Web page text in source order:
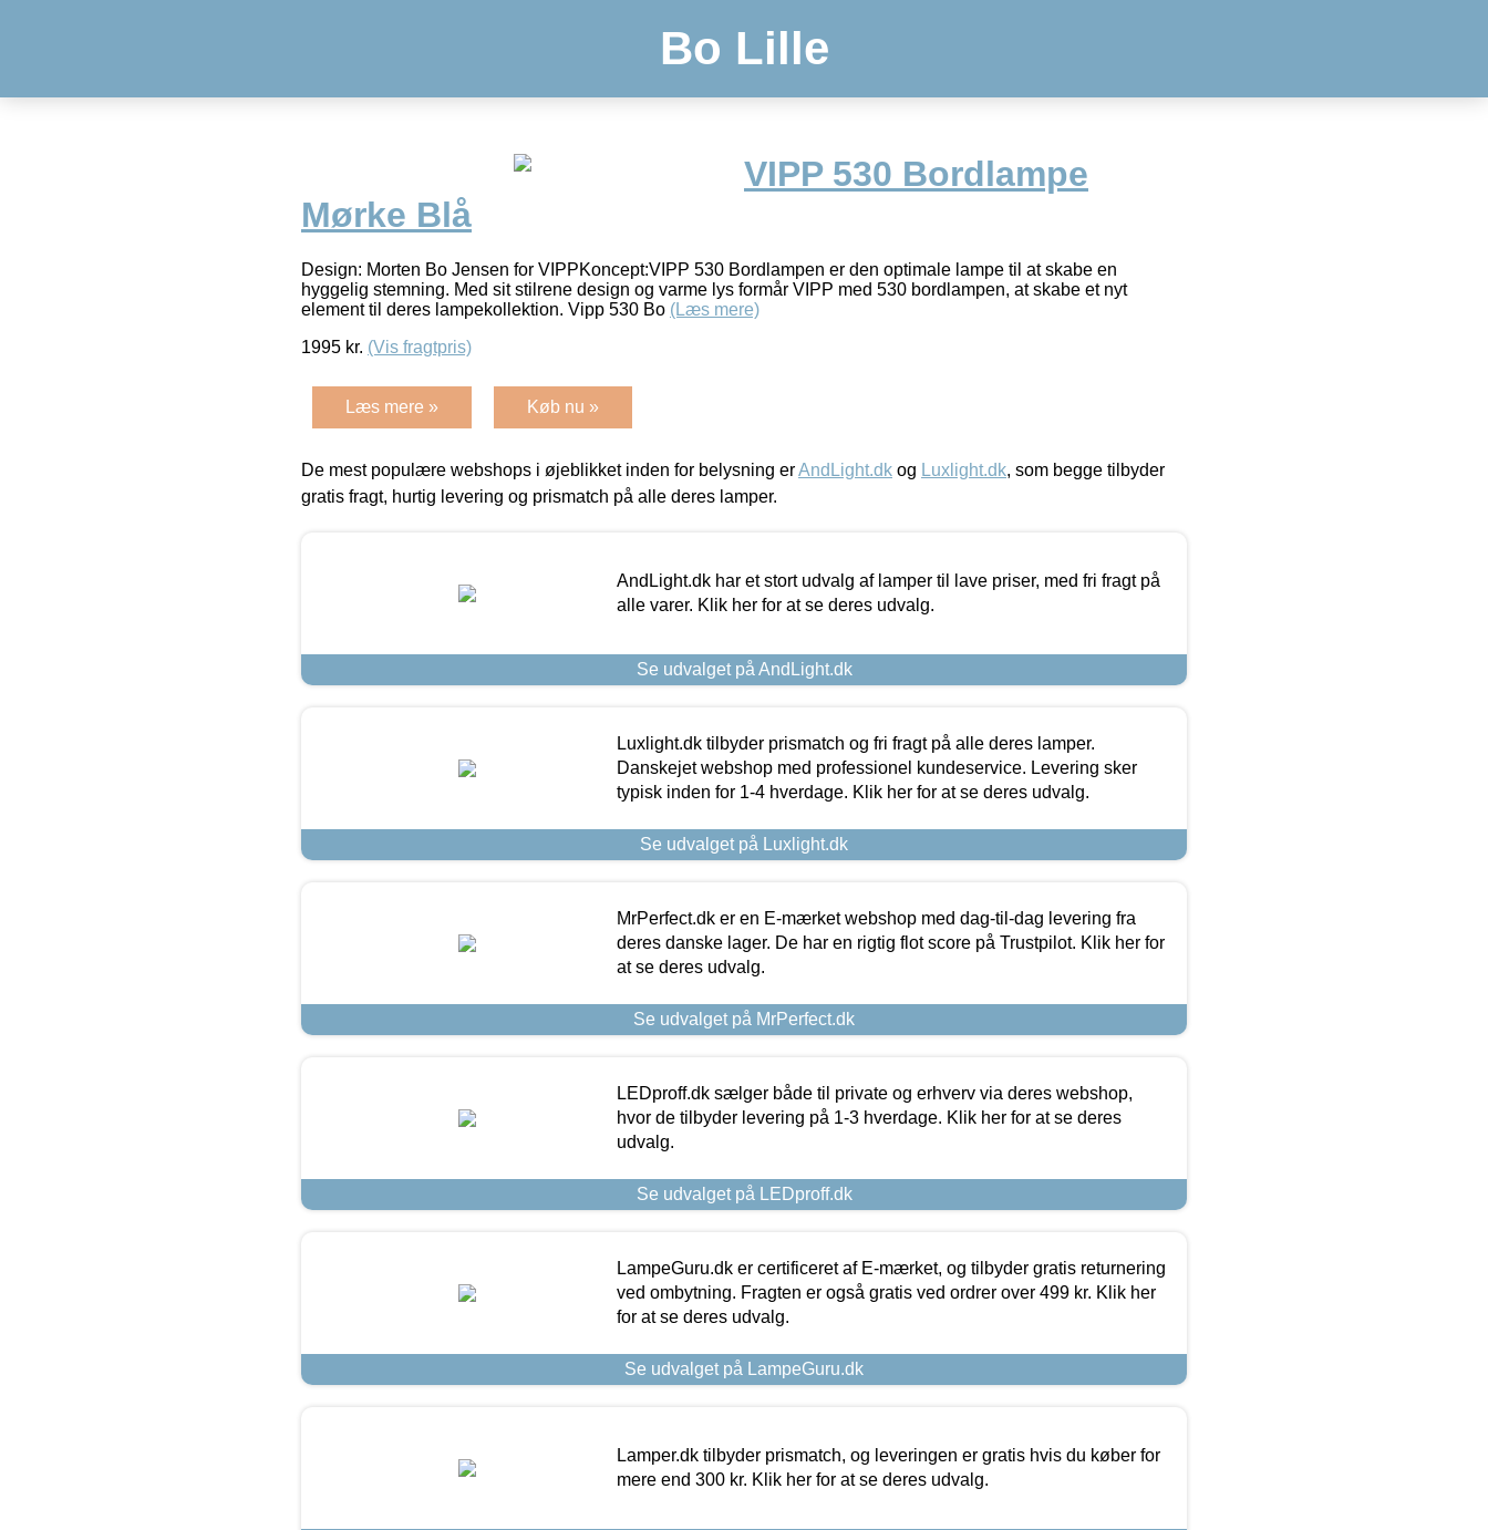
Bo Lille
VIPP 530 Bordlampe
Mørke Blå
Design: Morten Bo Jensen for VIPPKoncept:VIPP 530 Bordlampen er den optimale lampe til at skabe en
hyggelig stemning. Med sit stilrene design og varme lys formår VIPP med 530 bordlampen, at skabe et nyt
element til deres lampekollektion. Vipp 530 Bo (Læs mere)
1995 kr. (Vis fragtpris)
Læs mere » Køb nu »
De mest populære webshops i øjeblikket inden for belysning erAndLight.dk og Luxlight.dk, som begge tilbyder
gratis fragt, hurtig levering og prismatch på alle deres lamper.
AndLight.dk har et stort udvalg af lamper til lave priser, med fri fragt på
alle varer. Klik her for at se deres udvalg.
Se udvalget på AndLight.dk
Luxlight.dk tilbyder prismatch og fri fragt på alle deres lamper.
Danskejet webshop med professionel kundeservice. Levering sker
typisk inden for 1-4 hverdage. Klik her for at se deres udvalg.
Se udvalget på Luxlight.dk
MrPerfect.dk er en E-mærket webshop med dag-til-dag levering fra
deres danske lager. De har en rigtig flot score på Trustpilot. Klik her for
at se deres udvalg.
Se udvalget på MrPerfect.dk
LEDproff.dk sælger både til private og erhverv via deres webshop,
hvor de tilbyder levering på 1-3 hverdage. Klik her for at se deres
udvalg.
Se udvalget på LEDproff.dk
LampeGuru.dk er certificeret af E-mærket, og tilbyder gratis returnering
ved ombytning. Fragten er også gratis ved ordrer over 499 kr. Klik her
for at se deres udvalg.
Se udvalget på LampeGuru.dk
Lamper.dk tilbyder prismatch, og leveringen er gratis hvis du køber for
mere end 300 kr. Klik her for at se deres udvalg.